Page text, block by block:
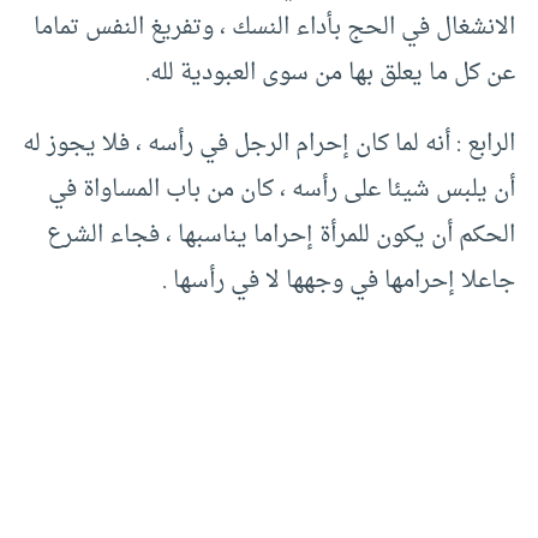
الانشغال في الحج بأداء النسك ، وتفريغ النفس تماما
عن كل ما يعلق بها من سوى العبودية لله.
الرابع : أنه لما كان إحرام الرجل في رأسه ، فلا يجوز له
أن يلبس شيئا على رأسه ، كان من باب المساواة في
الحكم أن يكون للمرأة إحراما يناسبها ، فجاء الشرع
جاعلا إحرامها في وجهها لا في رأسها .